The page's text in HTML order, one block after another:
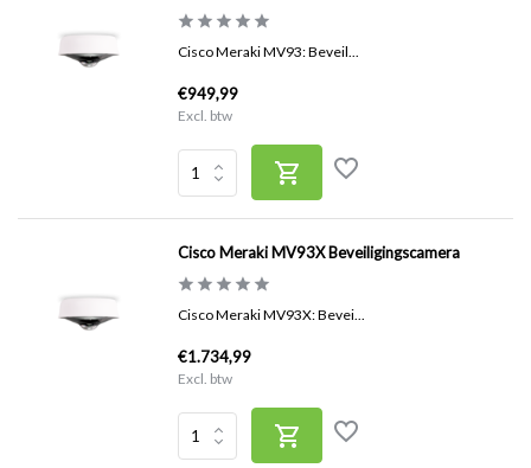
Cisco Meraki MV93: Beveil...
€949,99
Excl. btw
Cisco Meraki MV93X Beveiligingscamera
Cisco Meraki MV93X: Bevei...
€1.734,99
Excl. btw